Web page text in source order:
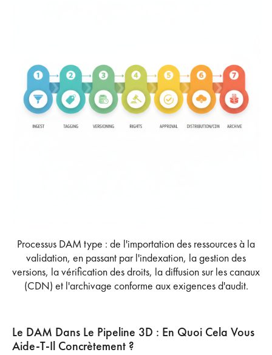
Processus DAM type : de l'importation des ressources à la
validation, en passant par l'indexation, la gestion des
versions, la vérification des droits, la diffusion sur les canaux
(CDN) et l'archivage conforme aux exigences d'audit.
Le DAM Dans Le Pipeline 3D : En Quoi Cela Vous
Aide-T-Il Concrètement ?